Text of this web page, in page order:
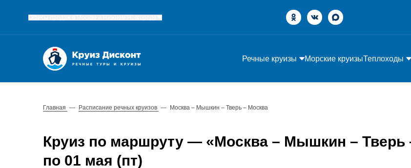
Речные круизы Морские круизыТеплоходы
Главная — Расписание речных круизов — Москва – Мышкин – Тверь – Москва
Круиз по маршруту — «Москва – Мышкин – Тверь
по 01 мая (пт)